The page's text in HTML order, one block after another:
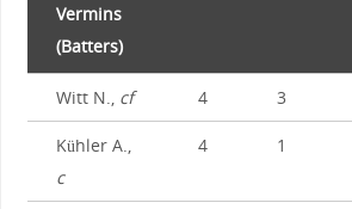
Vermins
(Batters)
Witt N., cf 4 3
Kühler A.,
c
4 1